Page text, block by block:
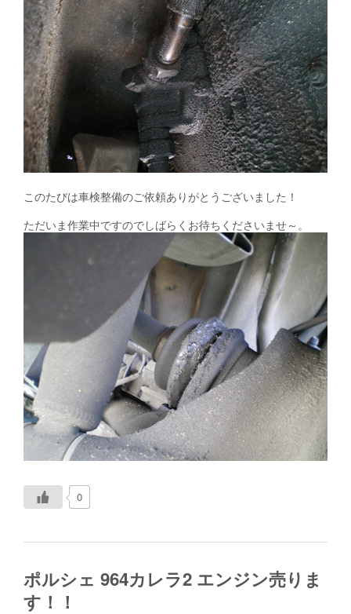
このたびは車検整備のご依頼ありがとうございました！
ただいま作業中ですのでしばらくお待ちくださいませ～。
0
ポルシェ 964カレラ2 エンジン売りま
す！！